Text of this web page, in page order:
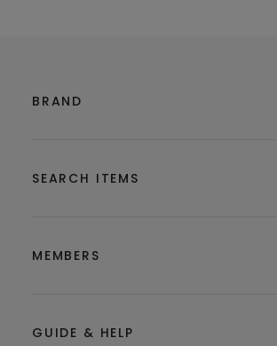
BRAND
SEARCH ITEMS
MEMBERS
GUIDE & HELP